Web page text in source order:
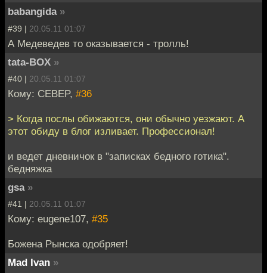
babangida »
#39 | 20.05.11 01:07
А Медеведев то оказывается - тролль!
tata-BOX »
#40 | 20.05.11 01:07
Кому: CEBEP, #36
> Когда послы обижаются, они обычно уезжают. А
этот обиду в блог изливает. Профессионал!
и ведет дневничок в "записках бедного готика".
бедняжка
gsa »
#41 | 20.05.11 01:07
Кому: eugene107, #35
Божена Рынска одобряет!
Mad Ivan »